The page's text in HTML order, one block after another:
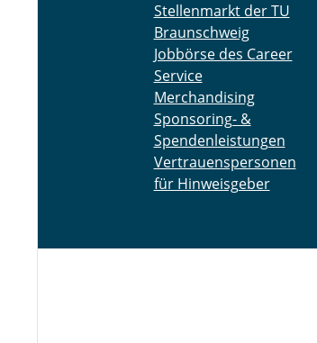
Stellenmarkt der TU
Braunschweig
Jobbörse des Career
Service
Merchandising
Sponsoring- &
Spendenleistungen
Vertrauenspersonen
für Hinweisgeber